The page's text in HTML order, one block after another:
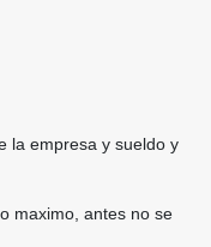
la empresa y sueldo y
maximo, antes no se